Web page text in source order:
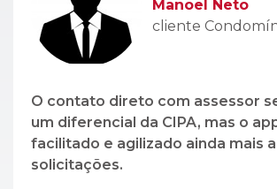
facilitado e agilizado ainda mais as
solicitações.